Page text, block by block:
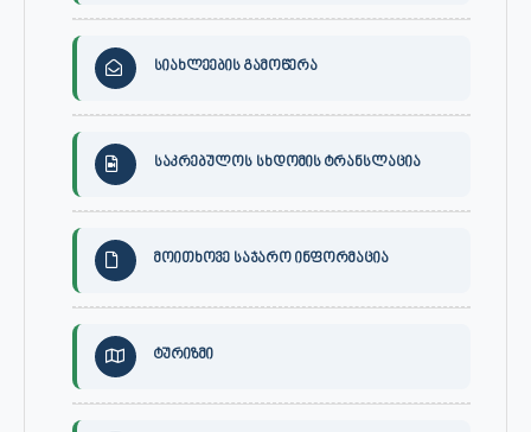
სიახლეების გამოწერა
საკრებულოს სხდომის ტრანსლაცია
მოითხოვე საჯარო ინფორმაცია
ტურიზმი